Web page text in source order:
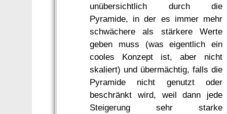
unübersichtlich durch die
Pyramide, in der es immer mehr
schwächere als stärkere Werte
geben muss (was eigentlich ein
cooles Konzept ist, aber nicht
skaliert) und übermächtig, falls die
Pyramide nicht genutzt oder
beschränkt wird, weil dann jede
Steigerung sehr starke